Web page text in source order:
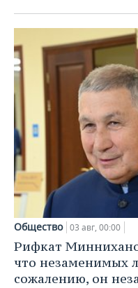
Общество 03 авг, 00:00
Рифкат
что незаменимых
сожалению, он